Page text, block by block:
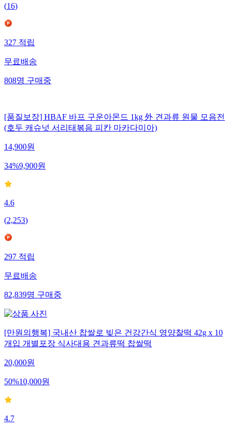
(16)
327적립
무료배송
808명구매중
[품질보장] HBAF 바프 구운아몬드 1kg 外 견과류 원물 모음전
(호두 캐슈넛 서리태볶음 피칸 마카다미아)
14,900원
34%9,900원
4.6
(2,253)
297적립
무료배송
82,839명구매중
[만원의행복] 국내산 찹쌀로 빚은 건강간식 영양찰떡 42g x 10
개입 개별포장 식사대용 견과류떡 찹쌀떡
20,000원
50%10,000원
4.7